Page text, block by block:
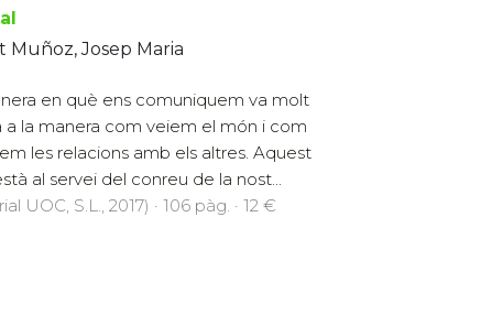
Muñoz, Josep Maria
en què ens comuniquem va molt
a la manera com veiem el món i com
les relacions amb els altres. Aquest
al servei del conreu de la nost...
UOC, S.L., 2017) · 106 pàg. · 12 €